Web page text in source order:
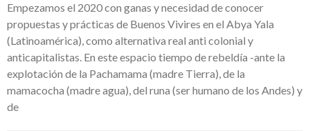
Empezamos el 2020 con ganas y necesidad de conocer
propuestas y prácticas de Buenos Vivires en el Abya Yala
(Latinoamérica), como alternativa real anti colonial y
anticapitalistas. En este espacio tiempo de rebeldía -ante la
explotación de la Pachamama (madre Tierra), de la
mamacocha (madre agua), del runa (ser humano de los Andes) y
de